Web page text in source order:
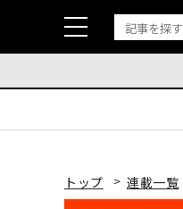
トップ 連載一覧